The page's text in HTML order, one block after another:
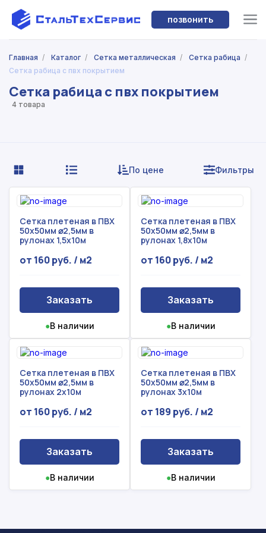
позвонить
Главная / Каталог / Сетка металлическая / Сетка рабица /
Сетка рабица с пвх покрытием
Сетка рабица с пвх покрытием
4 товара
По цене Фильтры
Сетка плетеная в ПВХ
50х50мм ⌀2,5мм в
рулонах 1,5х10м
от 160 руб. / м2
Заказать
●В наличии
Сетка плетеная в ПВХ
50х50мм ⌀2,5мм в
рулонах 1,8х10м
от 160 руб. / м2
Заказать
●В наличии
Сетка плетеная в ПВХ
50х50мм ⌀2,5мм в
рулонах 2х10м
от 160 руб. / м2
Заказать
●В наличии
Сетка плетеная в ПВХ
50х50мм ⌀2,5мм в
рулонах 3х10м
от 189 руб. / м2
Заказать
●В наличии